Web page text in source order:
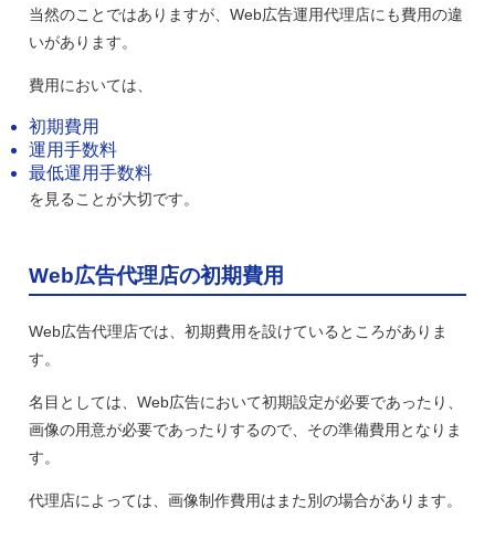
当然のことではありますが、Web広告運用代理店にも費用の違
いがあります。
費用においては、
初期費用
運用手数料
最低運用手数料
を見ることが大切です。
Web広告代理店の初期費用
Web広告代理店では、初期費用を設けているところがありま
す。
名目としては、Web広告において初期設定が必要であったり、
画像の用意が必要であったりするので、その準備費用となりま
す。
代理店によっては、画像制作費用はまた別の場合があります。